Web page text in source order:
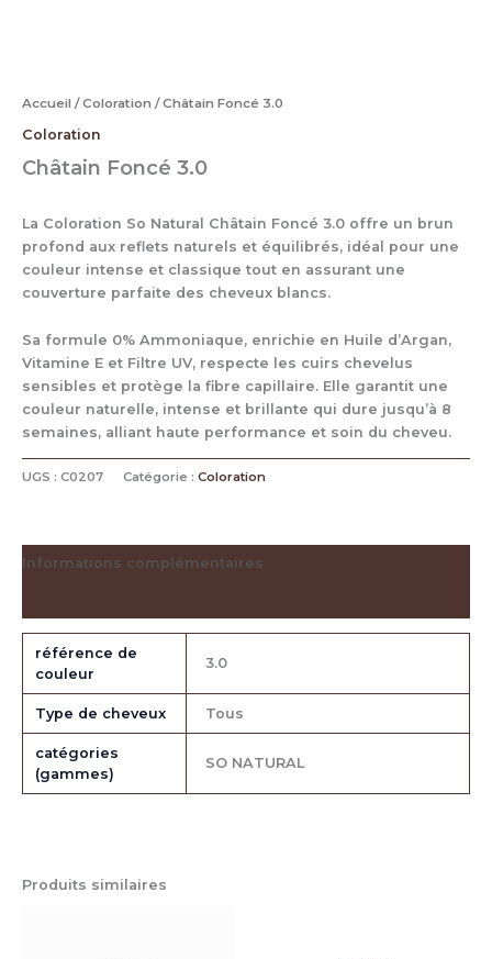
Accueil /Coloration / Châtain Foncé 3.0
Coloration
Châtain Foncé 3.0
La Coloration So Natural Châtain Foncé 3.0 offre un brun
profond aux reflets naturels et équilibrés, idéal pour une
couleur intense et classique tout en assurant une
couverture parfaite des cheveux blancs.
Sa formule 0% Ammoniaque, enrichie en Huile d’Argan,
Vitamine E et Filtre UV, respecte les cuirs chevelus
sensibles et protège la fibre capillaire. Elle garantit une
couleur naturelle, intense et brillante qui dure jusqu’à 8
semaines, alliant haute performance et soin du cheveu.
UGS : C0207 Catégorie : Coloration
Informations complémentaires
référence de
couleur
3.0
Type de cheveux Tous
catégories
(gammes)
SO NATURAL
Produits similaires